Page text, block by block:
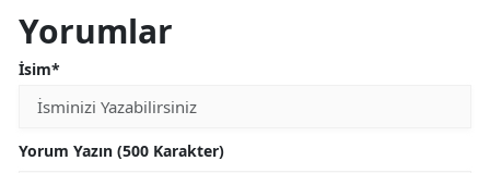
Yorumlar
İsim*
Yorum Yazın (500 Karakter)